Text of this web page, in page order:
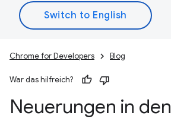
Chrome for Developers Blog
War das hilfreich?
Neuerungen in den